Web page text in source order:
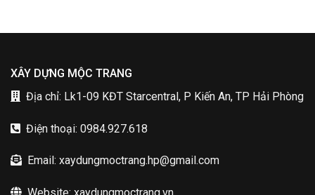
XÂY DỰNG MỘC TRANG
Địa chỉ: Lk1-09 KĐT Starcentral, P Kiến An, TP Hải Phòng
Điện thoại: 0984.927.618
Email: xaydungmoctrang.hp@gmail.com